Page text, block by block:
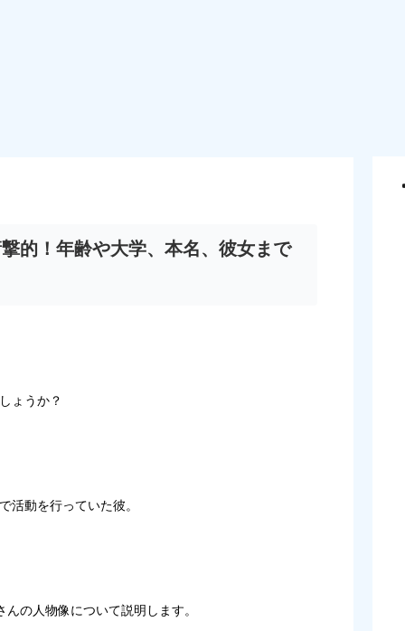
的！年齢や大学、本名、彼女まで
ょうか？
活動を行っていた彼。
の人物像について説明します。